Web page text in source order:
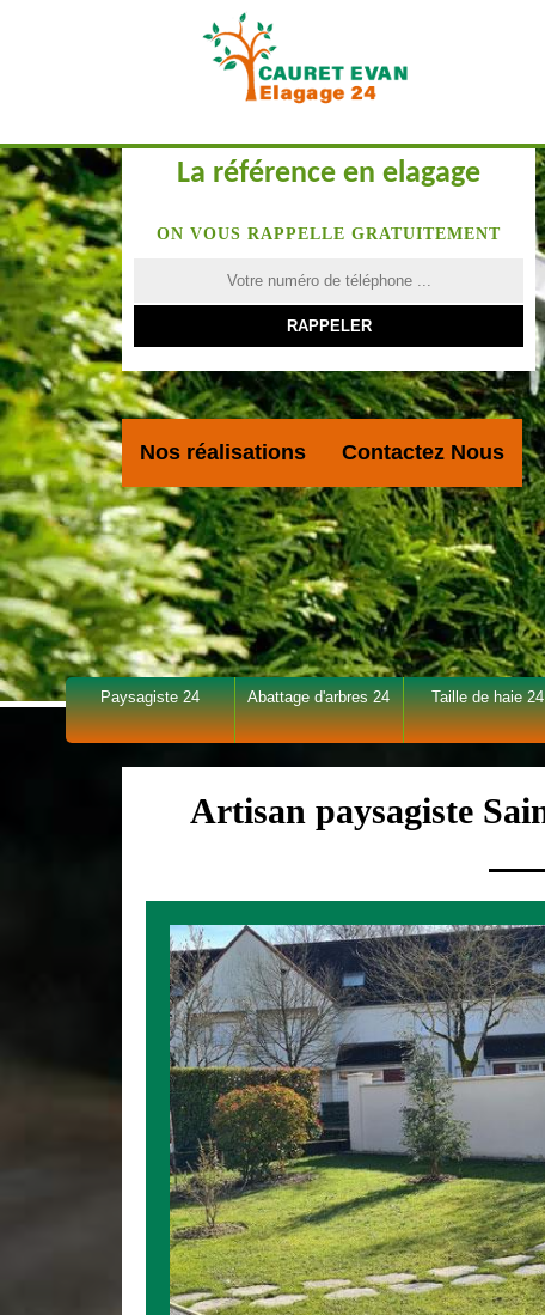
La référence en elagage
ON VOUS RAPPELLE GRATUITEMENT
Nos réalisations Contactez Nous
Paysagiste 24 Abattage d'arbres 24 Taille de haie 24
Artisan paysagiste